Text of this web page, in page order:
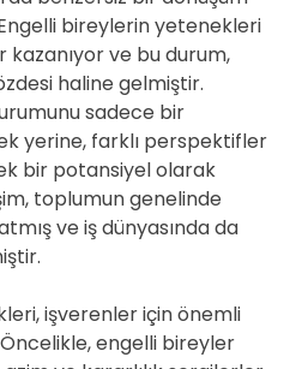
bireylerin yetenekleri
ve bu durum,
haline gelmiştir.
sadece bir
yerine, farklı perspektifler
bir potansiyel olarak
toplumun genelinde
ve iş dünyasında da
işverenler için önemli
engelli bireyler